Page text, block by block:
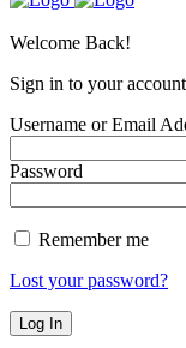
Welcome Back!
Sign in to your account
Username or Email
Password
Remember me
Lost your password?